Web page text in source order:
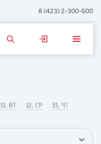
8 (423) 2-300-500
11, ВТ 12, СР
13, ЧТ